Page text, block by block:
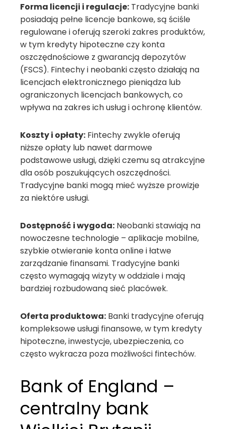
Forma licencji i regulacje: Tradycyjne banki
posiadają pełne licencje bankowe, są ściśle
regulowane i oferują szeroki zakres produktów,
w tym kredyty hipoteczne czy konta
oszczędnościowe z gwarancją depozytów
(FSCS). Fintechy i neobanki często działają na
licencjach elektronicznego pieniądza lub
ograniczonych licencjach bankowych, co
wpływa na zakres ich usług i ochronę klientów.
Koszty i opłaty: Fintechy zwykle oferują
niższe opłaty lub nawet darmowe
podstawowe usługi, dzięki czemu są atrakcyjne
dla osób poszukujących oszczędności.
Tradycyjne banki mogą mieć wyższe prowizje
za niektóre usługi.
Dostępność i wygoda: Neobanki stawiają na
nowoczesne technologie – aplikacje mobilne,
szybkie otwieranie konta online i łatwe
zarządzanie finansami. Tradycyjne banki
często wymagają wizyty w oddziale i mają
bardziej rozbudowaną sieć placówek.
Oferta produktowa: Banki tradycyjne oferują
kompleksowe usługi finansowe, w tym kredyty
hipoteczne, inwestycje, ubezpieczenia, co
często wykracza poza możliwości fintechów.
Bank of England –
centralny bank